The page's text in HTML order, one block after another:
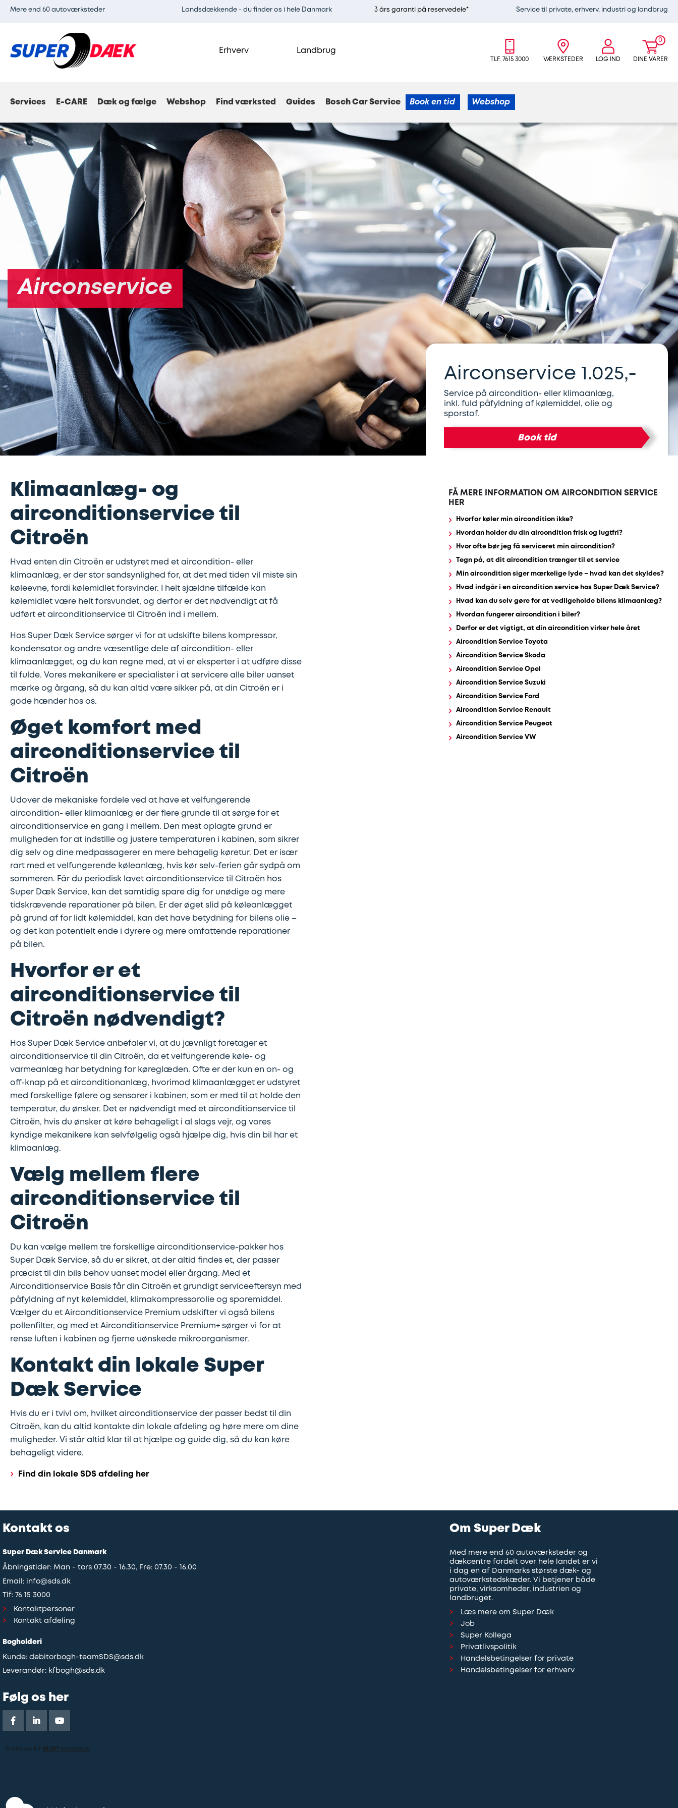
Mere end 60 autoværksteder Landsdækkende - du finder os i hele Danmark 3 års garanti på reservedele* Service til private, erhverv, industri og landbrug
TLF. 7615 3000 VÆRKSTEDER LOG IND
0
DINE VARER
Erhverv Landbrug
Services E-CARE Dæk og fælge Webshop Find værksted Guides Bosch Car Service Book en tid Webshop
Airconservice
Airconservice 1.025,-
Service på aircondition- eller klimaanlæg,
inkl. fuld påfyldning af kølemiddel, olie og
sporstof.
Book tid
Klimaanlæg- og
airconditionservice til
Citroën
Hvad enten din Citroën er udstyret med et aircondition- eller
klimaanlæg, er der stor sandsynlighed for, at det med tiden vil miste sin
køleevne, fordi kølemidlet forsvinder. I helt sjældne tilfælde kan
kølemidlet være helt forsvundet, og derfor er det nødvendigt at få
udført et airconditionservice til Citroën ind i mellem.
Hos Super Dæk Service sørger vi for at udskifte bilens kompressor,
kondensator og andre væsentlige dele af aircondition- eller
klimaanlægget, og du kan regne med, at vi er eksperter i at udføre disse
til fulde. Vores mekanikere er specialister i at servicere alle biler uanset
mærke og årgang, så du kan altid være sikker på, at din Citroën er i
gode hænder hos os.
Øget komfort med
airconditionservice til
Citroën
Udover de mekaniske fordele ved at have et velfungerende
aircondition- eller klimaanlæg er der flere grunde til at sørge for et
airconditionservice en gang i mellem. Den mest oplagte grund er
muligheden for at indstille og justere temperaturen i kabinen, som sikrer
dig selv og dine medpassagerer en mere behagelig køretur. Det er især
rart med et velfungerende køleanlæg, hvis kør selv-ferien går sydpå om
sommeren. Får du periodisk lavet airconditionservice til Citroën hos
Super Dæk Service, kan det samtidig spare dig for unødige og mere
tidskrævende reparationer på bilen. Er der øget slid på køleanlægget
på grund af for lidt kølemiddel, kan det have betydning for bilens olie –
og det kan potentielt ende i dyrere og mere omfattende reparationer
på bilen.
Hvorfor er et
airconditionservice til
Citroën nødvendigt?
Hos Super Dæk Service anbefaler vi, at du jævnligt foretager et
airconditionservice til din Citroën, da et velfungerende køle- og
varmeanlæg har betydning for køreglæden. Ofte er der kun en on- og
off-knap på et airconditionanlæg, hvorimod klimaanlægget er udstyret
med forskellige følere og sensorer i kabinen, som er med til at holde den
temperatur, du ønsker. Det er nødvendigt med et airconditionservice til
Citroën, hvis du ønsker at køre behageligt i al slags vejr, og vores
kyndige mekanikere kan selvfølgelig også hjælpe dig, hvis din bil har et
klimaanlæg.
Vælg mellem flere
airconditionservice til
Citroën
Du kan vælge mellem tre forskellige airconditionservice-pakker hos
Super Dæk Service, så du er sikret, at der altid findes et, der passer
præcist til din bils behov uanset model eller årgang. Med et
Airconditionservice Basis får din Citroën et grundigt serviceeftersyn med
påfyldning af nyt kølemiddel, klimakompressorolie og sporemiddel.
Vælger du et Airconditionservice Premium udskifter vi også bilens
pollenfilter, og med et Airconditionservice Premium+ sørger vi for at
rense luften i kabinen og fjerne uønskede mikroorganismer.
Kontakt din lokale Super
Dæk Service
Hvis du er i tvivl om, hvilket airconditionservice der passer bedst til din
Citroën, kan du altid kontakte din lokale afdeling og høre mere om dine
muligheder. Vi står altid klar til at hjælpe og guide dig, så du kan køre
behageligt videre.
Find din lokale SDS afdeling her
FÅ MERE INFORMATION OM AIRCONDITION SERVICE
HER
Hvorfor køler min aircondition ikke?
Hvordan holder du din aircondition frisk og lugtfri?
Hvor ofte bør jeg få serviceret min aircondition?
Tegn på, at dit aircondition trænger til et service
Min aircondition siger mærkelige lyde – hvad kan det skyldes?
Hvad indgår i en aircondition service hos Super Dæk Service?
Hvad kan du selv gøre for at vedligeholde bilens klimaanlæg?
Hvordan fungerer aircondition i biler?
Derfor er det vigtigt, at din aircondition virker hele året
Aircondition Service Toyota
Aircondition Service Skoda
Aircondition Service Opel
Aircondition Service Suzuki
Aircondition Service Ford
Aircondition Service Renault
Aircondition Service Peugeot
Aircondition Service VW
Kontakt os
Super Dæk Service Danmark
Åbningstider: Man - tors 07.30 - 16.30, Fre: 07.30 - 16.00
Email: info@sds.dk
Tlf: 76 15 3000
Kontaktpersoner
Kontakt afdeling
Bogholderi
Kunde: debitorbogh-teamSDS@sds.dk
Leverandør: kfbogh@sds.dk
Om Super Dæk
Med mere end 60 autoværksteder og
dækcentre fordelt over hele landet er vi
i dag en af Danmarks største dæk- og
autoværkstedskæder. Vi betjener både
private, virksomheder, industrien og
landbruget.
Læs mere om Super Dæk
Job
Super Kollega
Privatlivspolitik
Handelsbetingelser for private
Handelsbetingelser for erhverv
Følg os her